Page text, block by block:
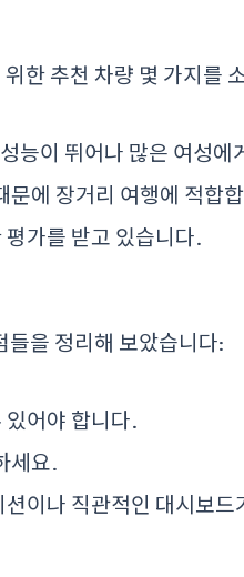
한 추천 차량 몇 가지를
능이 뛰어나 많은 여성에
문에 장거리 여행에 적합
가를 받고 있습니다.
들을 정리해 보았습니다:
어야 합니다.
세요.
이나 직관적인 대시보드